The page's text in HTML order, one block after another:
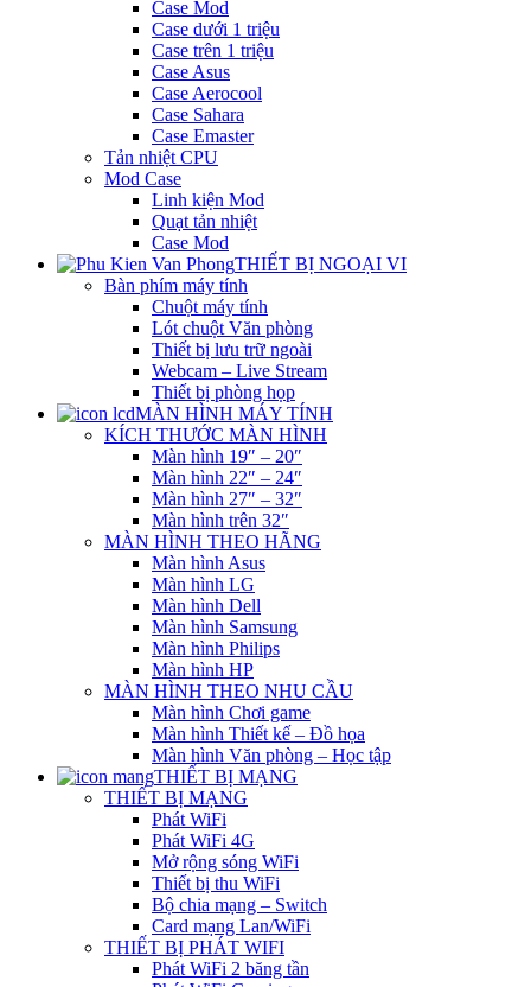
Case Mod
Case dưới 1 triệu
Case trên 1 triệu
Case Asus
Case Aerocool
Case Sahara
Case Emaster
Tản nhiệt CPU
Mod Case
Linh kiện Mod
Quạt tản nhiệt
Case Mod
THIẾT BỊ NGOẠI VI
Bàn phím máy tính
Chuột máy tính
Lót chuột Văn phòng
Thiết bị lưu trữ ngoài
Webcam – Live Stream
Thiết bị phòng họp
MÀN HÌNH MÁY TÍNH
KÍCH THƯỚC MÀN HÌNH
Màn hình 19″ – 20″
Màn hình 22″ – 24″
Màn hình 27″ – 32″
Màn hình trên 32″
MÀN HÌNH THEO HÃNG
Màn hình Asus
Màn hình LG
Màn hình Dell
Màn hình Samsung
Màn hình Philips
Màn hình HP
MÀN HÌNH THEO NHU CẦU
Màn hình Chơi game
Màn hình Thiết kế – Đồ họa
Màn hình Văn phòng – Học tập
THIẾT BỊ MẠNG
THIẾT BỊ MẠNG
Phát WiFi
Phát WiFi 4G
Mở rộng sóng WiFi
Thiết bị thu WiFi
Bộ chia mạng – Switch
Card mạng Lan/WiFi
THIẾT BỊ PHÁT WIFI
Phát WiFi 2 băng tần